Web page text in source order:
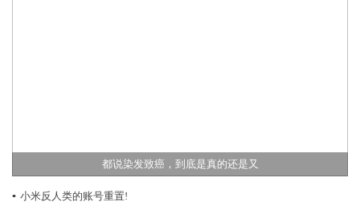
都说染发致癌，到底是真的还是又
▪ 小米反人类的账号重置!